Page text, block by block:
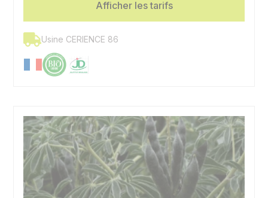
variétés « douces » (non amères) de ces trois
espèces sont cultivées pour leurs graines et peuvent
bénéficier d’un soutien de la politique agricole
européenne. Ces trois cultures ont beaucoup de
points communs.
Afficher les tarifs
Usine CERIENCE 86